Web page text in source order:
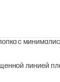
с
линией